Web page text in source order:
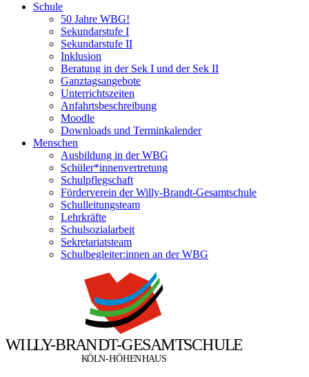
Schule
50 Jahre WBG!
Sekundarstufe I
Sekundarstufe II
Inklusion
Beratung in der Sek I und der Sek II
Ganztagsangebote
Unterrichtszeiten
Anfahrtsbeschreibung
Moodle
Downloads und Terminkalender
Menschen
Ausbildung in der WBG
Schüler*innenvertretung
Schulpflegschaft
Förderverein der Willy-Brandt-Gesamtschule
Schulleitungsteam
Lehrkräfte
Schulsozialarbeit
Sekretariatsteam
Schulbegleiter:innen an der WBG
WILLY-BRANDT-GESAMTSCHULE
KÖLN-HÖHENHAUS